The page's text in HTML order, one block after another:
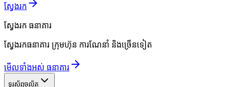
ស្វែងរក
ស្វែងរក ធនាគារ
ស្វែងរកធនាគារ ក្រុមហ៊ុន ការណែនាំ និងច្រើនទៀត
មើលទាំងអស់ ធនាគារ
ទូរស័ព្ទចល័ត